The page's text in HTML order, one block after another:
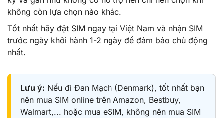
không còn lựa chọn nào khác.
Tốt nhất hãy đặt SIM ngay tại Việt Nam và nhận SIM
trước ngày khởi hành 1-2 ngày để đảm bảo chủ động
nhất.
Lưu ý: Nếu đi Đan Mạch (Denmark), tốt nhất bạn
nên mua SIM online trên Amazon, Bestbuy,
Walmart,... hoặc mua eSIM, không nên mua SIM